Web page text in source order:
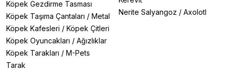
Köpek Gezdirme Tasması
Köpek Taşıma Çantaları / Metal
Köpek Kafesleri / Köpek Çitleri
Köpek Oyuncakları / Ağızlıklar
Köpek Tarakları / M-Pets
Tarak
Nerite Salyangoz / Axolotl